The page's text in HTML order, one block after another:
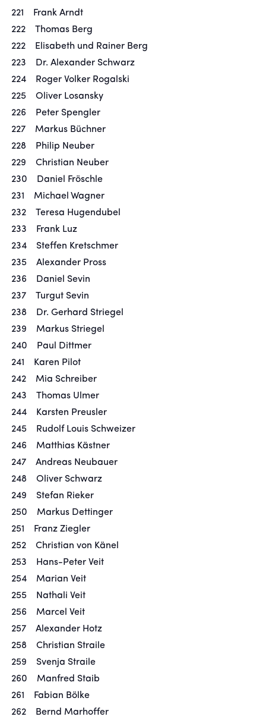
221 Frank Arndt
222 Thomas Berg
222 Elisabeth und Rainer Berg
223 Dr. Alexander Schwarz
224 Roger Volker Rogalski
225 Oliver Losansky
226 Peter Spengler
227 Markus Büchner
228 Philip Neuber
229 Christian Neuber
230 Daniel Fröschle
231 Michael Wagner
232 Teresa Hugendubel
233 Frank Luz
234 Steffen Kretschmer
235 Alexander Pross
236 Daniel Sevin
237 Turgut Sevin
238 Dr. Gerhard Striegel
239 Markus Striegel
240 Paul Dittmer
241 Karen Pilot
242 Mia Schreiber
243 Thomas Ulmer
244 Karsten Preusler
245 Rudolf Louis Schweizer
246 Matthias Kästner
247 Andreas Neubauer
248 Oliver Schwarz
249 Stefan Rieker
250 Markus Dettinger
251 Franz Ziegler
252 Christian von Känel
253 Hans-Peter Veit
254 Marian Veit
255 Nathali Veit
256 Marcel Veit
257 Alexander Hotz
258 Christian Straile
259 Svenja Straile
260 Manfred Staib
261 Fabian Bölke
262 Bernd Marhoffer